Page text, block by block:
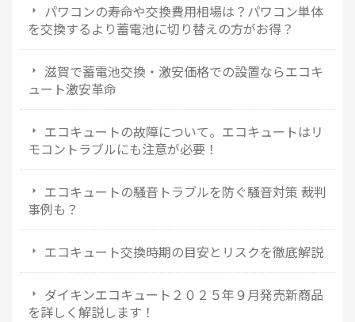
パワコンの寿命や交換費用相場は？パワコン単体
を交換するより蓄電池に切り替えの方がお得？
滋賀で蓄電池交換・激安価格での設置ならエコキ
ュート激安革命
エコキュートの故障について。エコキュートはリ
モコントラブルにも注意が必要！
エコキュートの騒音トラブルを防ぐ騒音対策 裁判
事例も？
エコキュート交換時期の目安とリスクを徹底解説
ダイキンエコキュート２０２５年９月発売新商品
を詳しく解説します！